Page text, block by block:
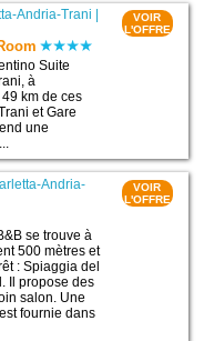
Andria-Trani
Suite
à
km de ces
et Gare
une
VOIR
L'OFFRE
Andria-
se trouve à
500 mètres et
: Spiaggia del
Il propose des
salon. Une
fournie dans
VOIR
L'OFFRE